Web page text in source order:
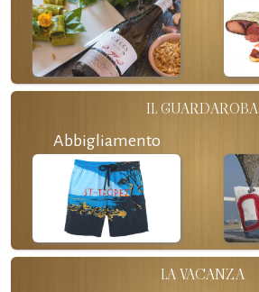
IL GUARDAROBA
Abbigliamento
LA VACANZA